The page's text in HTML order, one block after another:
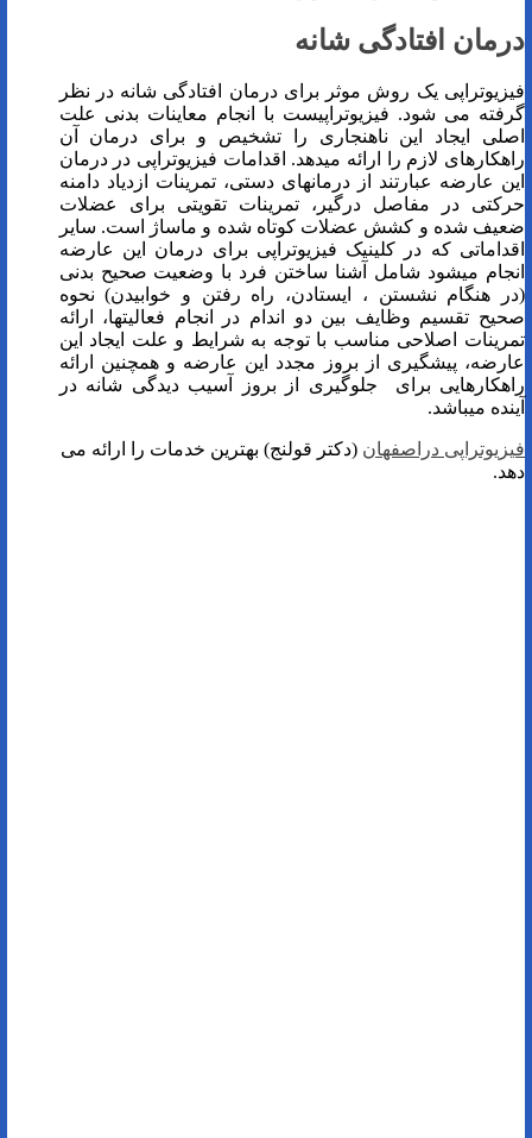
درمان افتادگی شانه
فیزیوتراپی یک روش موثر برای درمان افتادگی شانه در نظر
گرفته می شود. فیزیوتراپیست با انجام معاینات بدنی علت
اصلی ایجاد این ناهنجاری را تشخیص و برای درمان آن
راهکارهای لازم را ارائه می­دهد. اقدامات فیزیوتراپی در درمان
این عارضه عبارتند از درمان­های دستی، تمرینات ازدیاد دامنه
حرکتی در مفاصل درگیر، تمرینات تقویتی برای عضلات
ضعیف شده و کشش عضلات کوتاه شده و ماساژ است. سایر
اقداماتی که در کلینیک فیزیوتراپی برای درمان این عارضه
انجام می­شود شامل آشنا ساختن فرد با وضعیت صحیح بدنی
(در هنگام نشستن ، ایستادن، راه رفتن و خوابیدن) نحوه
صحیح تقسیم وظایف بین دو اندام در انجام فعالیت­ها، ارائه
تمرینات اصلاحی مناسب با توجه به شرایط و علت ایجاد این
عارضه، پیشگیری از بروز مجدد این عارضه و همچنین ارائه
راهکارهایی برای جلوگیری از بروز آسیب دیدگی شانه در
آینده می­باشد.
فیزیوتراپی دراصفهان (دکتر قولنج) بهترین خدمات را ارائه می
دهد.